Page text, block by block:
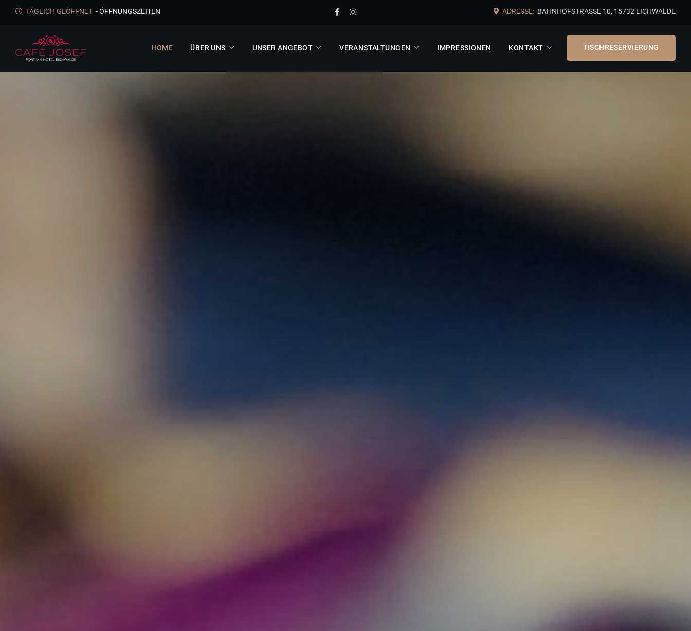
TÄGLICH GEÖFFNET - ÖFFNUNGSZEITEN ADRESSE: BAHNHOFSTRASSE 10, 15732 EICHWALDE
HOME ÜBER UNS UNSER ANGEBOT VERANSTALTUNGEN IMPRESSIONEN KONTAKT TISCHRESERVIERUNG